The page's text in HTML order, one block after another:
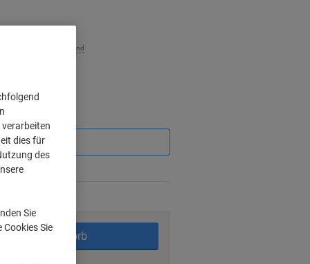
zzgl. Versand
In den Warenkorb
dies für
des
Sie
Sie